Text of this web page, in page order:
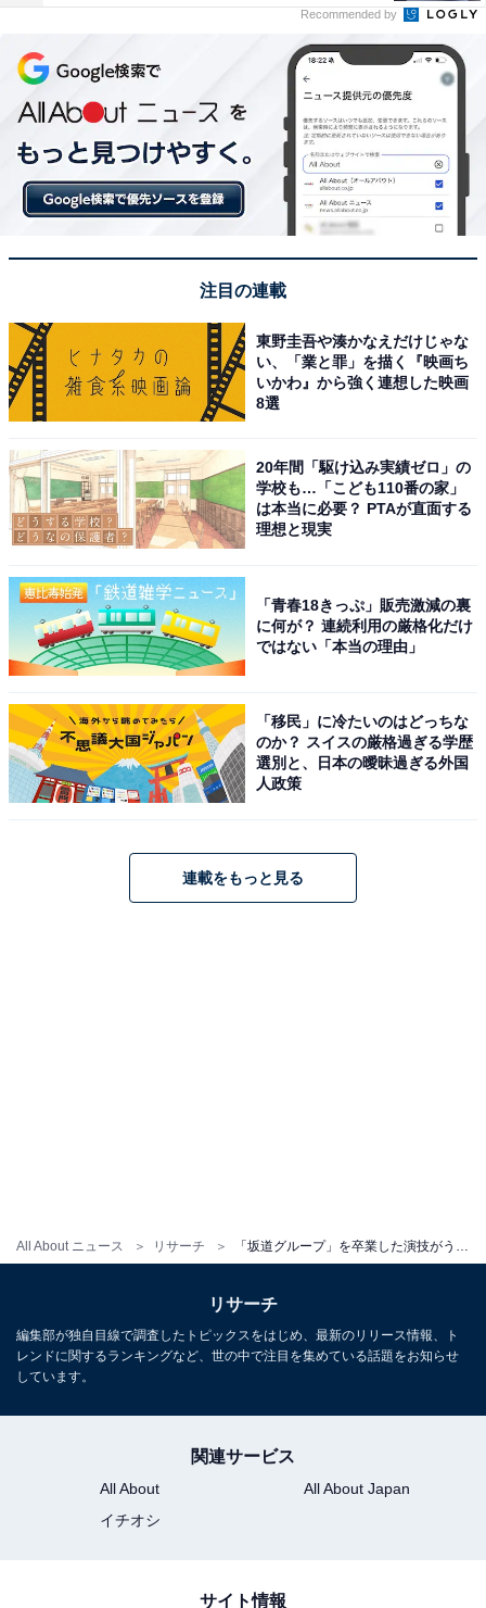
All About ニュース リサーチ 「坂道グループ」を卒業した演技がうまいと思うメンバーランキング！ 1位「西野七瀬」、続く2位は？
Recommended by
注目の連載
東野圭吾や湊かなえだけじゃな
い、「業と罪」を描く『映画ち
いかわ』から強く連想した映画
8選
20年間「駆け込み実績ゼロ」の
学校も…「こども110番の家」
は本当に必要？ PTAが直面する
理想と現実
「青春18きっぷ」販売激減の裏
に何が？ 連続利用の厳格化だけ
ではない「本当の理由」
「移民」に冷たいのはどっちな
のか？ スイスの厳格過ぎる学歴
選別と、日本の曖昧過ぎる外国
人政策
連載をもっと見る
リサーチ
編集部が独自目線で調査したトピックスをはじめ、最新のリリース情報、ト
レンドに関するランキングなど、世の中で注目を集めている話題をお知らせ
しています。
関連サービス
All About
All About Japan
イチオシ
サイト情報